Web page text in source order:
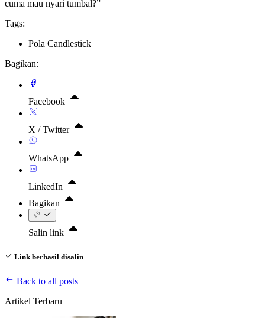
cuma mau nyari tumbal?”
Tags:
Pola Candlestick
Bagikan:
Facebook
X / Twitter
WhatsApp
LinkedIn
Bagikan
Salin link
Link berhasil disalin
Back to all posts
Artikel Terbaru